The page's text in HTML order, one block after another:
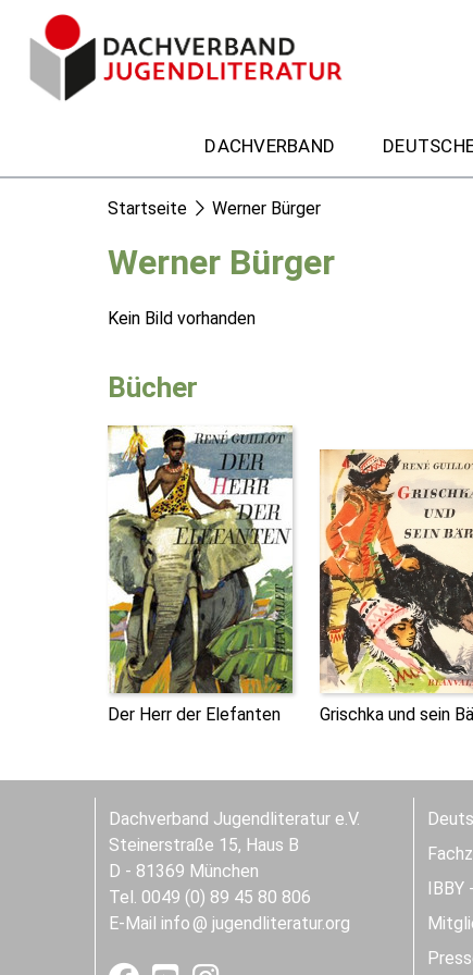
DACHVERBAND
Startseite Werner Bürger
Werner Bürger
Kein Bild vorhanden
Bücher
Der Herr der Elefanten Grischka und sein
Dachverband Jugendliteratur e.V.
Steinerstraße 15, Haus B
D - 81369 München
Tel. 0049 (0) 89 45 80 806
E-Mail info jugendliteratur.org
IBBY